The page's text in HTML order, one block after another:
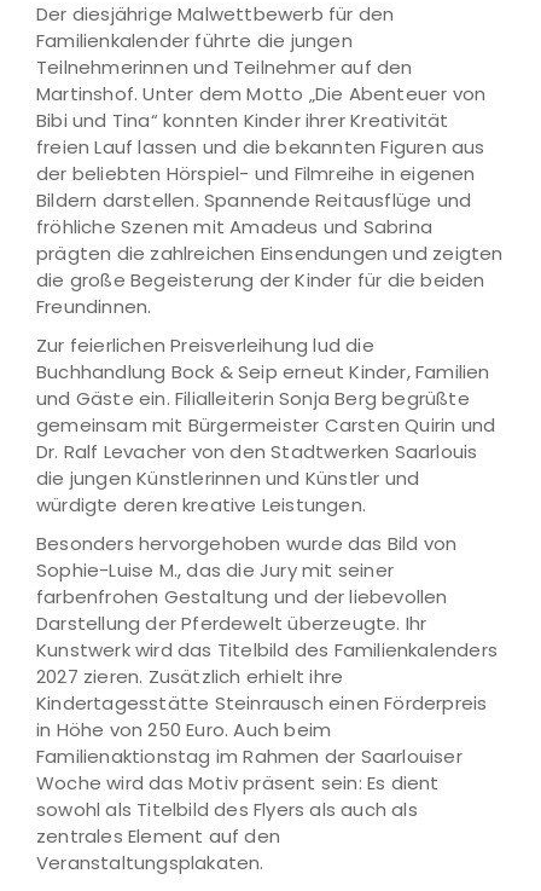
Der diesjährige Malwettbewerb für den
Familienkalender führte die jungen
Teilnehmerinnen und Teilnehmer auf den
Martinshof. Unter dem Motto „Die Abenteuer von
Bibi und Tina“ konnten Kinder ihrer Kreativität
freien Lauf lassen und die bekannten Figuren aus
der beliebten Hörspiel- und Filmreihe in eigenen
Bildern darstellen. Spannende Reitausflüge und
fröhliche Szenen mit Amadeus und Sabrina
prägten die zahlreichen Einsendungen und zeigten
die große Begeisterung der Kinder für die beiden
Freundinnen.
Zur feierlichen Preisverleihung lud die
Buchhandlung Bock & Seip erneut Kinder, Familien
und Gäste ein. Filialleiterin Sonja Berg begrüßte
gemeinsam mit Bürgermeister Carsten Quirin und
Dr. Ralf Levacher von den Stadtwerken Saarlouis
die jungen Künstlerinnen und Künstler und
würdigte deren kreative Leistungen.
Besonders hervorgehoben wurde das Bild von
Sophie-Luise M., das die Jury mit seiner
farbenfrohen Gestaltung und der liebevollen
Darstellung der Pferdewelt überzeugte. Ihr
Kunstwerk wird das Titelbild des Familienkalenders
2027 zieren. Zusätzlich erhielt ihre
Kindertagesstätte Steinrausch einen Förderpreis
in Höhe von 250 Euro. Auch beim
Familienaktionstag im Rahmen der Saarlouiser
Woche wird das Motiv präsent sein: Es dient
sowohl als Titelbild des Flyers als auch als
zentrales Element auf den
Veranstaltungsplakaten.